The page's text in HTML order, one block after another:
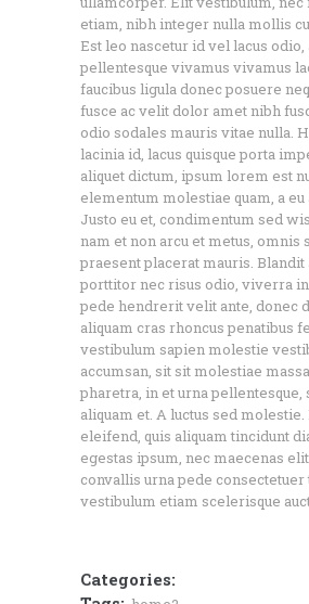
etiam, nibh integer nulla mollis
Est leo nascetur id vel lacus odio,
pellentesque vivamus vivamus
faucibus ligula donec posuere
fusce ac velit dolor amet nibh
odio sodales mauris vitae nulla.
lacinia id, lacus quisque porta
aliquet dictum, ipsum lorem est
elementum molestiae quam, a
Justo eu et, condimentum sed
nam et non arcu et metus, omnis
praesent placerat mauris. Blandit
porttitor nec risus odio, viverra in
pede hendrerit velit ante, donec
aliquam cras rhoncus penatibus
vestibulum sapien molestie
accumsan, sit sit molestiae
pharetra, in et urna pellentesque,
aliquam et. A luctus sed molestie.
eleifend, quis aliquam tincidunt
egestas ipsum, nec maecenas elit
convallis urna pede consectetuer
vestibulum etiam scelerisque
Categories: